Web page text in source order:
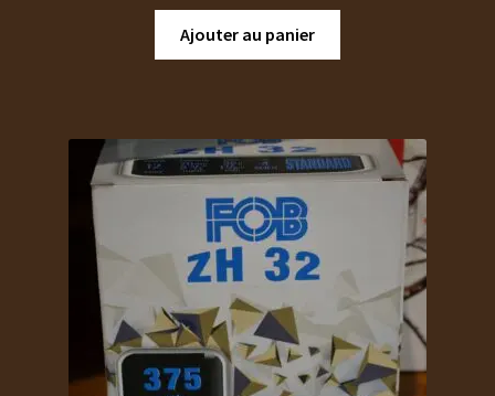
Ajouter au panier